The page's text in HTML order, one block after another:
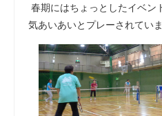
春期にはちょっとしたイベン
気あいあいとプレーされてい